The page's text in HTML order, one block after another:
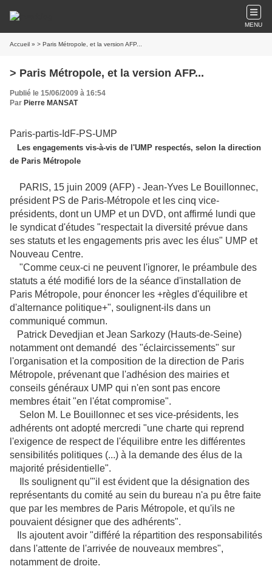
MENU
Accueil » > Paris Métropole, et la version AFP...
> Paris Métropole, et la version AFP...
Publié le 15/06/2009 à 16:54
Par Pierre MANSAT
Paris-partis-IdF-PS-UMP
Les engagements vis-à-vis de l'UMP respectés, selon la direction
de Paris Métropole
PARIS, 15 juin 2009 (AFP) - Jean-Yves Le Bouillonnec,
président PS de Paris-Métropole et les cinq vice-
présidents, dont un UMP et un DVD, ont affirmé lundi que
le syndicat d'études "respectait la diversité prévue dans
ses statuts et les engagements pris avec les élus" UMP et
Nouveau Centre.
"Comme ceux-ci ne peuvent l'ignorer, le préambule des
statuts a été modifié lors de la séance d'installation de
Paris Métropole, pour énoncer les +règles d'équilibre et
d'alternance politique+", soulignent-ils dans un
communiqué commun.
Patrick Devedjian et Jean Sarkozy (Hauts-de-Seine)
notamment ont demandé des "éclaircissements" sur
l'organisation et la composition de la direction de Paris
Métropole, prévenant que l'adhésion des mairies et
conseils généraux UMP qui n'en sont pas encore
membres était "en l'état compromise".
Selon M. Le Bouillonnec et ses vice-présidents, les
adhérents ont adopté mercredi "une charte qui reprend
l'exigence de respect de l'équilibre entre les différentes
sensibilités politiques (...) à la demande des élus de la
majorité présidentielle".
Ils soulignent qu'"il est évident que la désignation des
représentants du comité au sein du bureau n'a pu être faite
que par les membres de Paris Métropole, et qu'ils ne
pouvaient désigner que des adhérents".
Ils ajoutent avoir "différé la répartition des responsabilités
dans l'attente de l'arrivée de nouveaux membres",
notamment de droite.